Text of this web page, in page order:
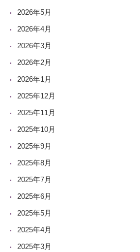
2026年5月
2026年4月
2026年3月
2026年2月
2026年1月
2025年12月
2025年11月
2025年10月
2025年9月
2025年8月
2025年7月
2025年6月
2025年5月
2025年4月
2025年3月